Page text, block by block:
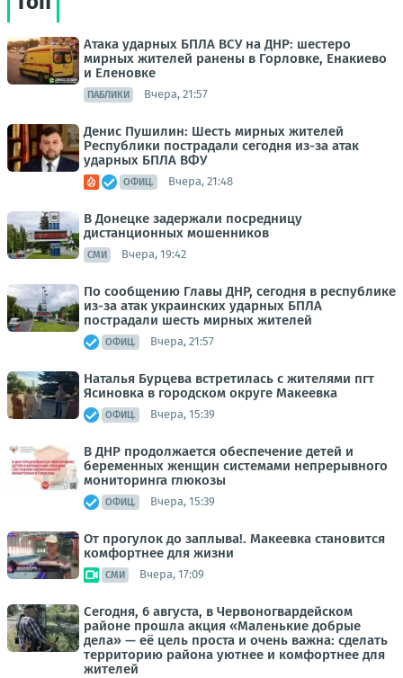
Атака ударных БПЛА ВСУ на ДНР: шестеро
мирных жителей ранены в Горловке, Енакиево
и Еленовке
ПАБЛИКИ Вчера, 21:57
Денис Пушилин: Шесть мирных жителей
Республики пострадали сегодня из-за атак
ударных БПЛА ВФУ
ОФИЦ. Вчера, 21:48
В Донецке задержали посредницу
дистанционных мошенников
СМИ Вчера, 19:42
По сообщению Главы ДНР, сегодня в республике
из-за атак украинских ударных БПЛА
пострадали шесть мирных жителей
ОФИЦ. Вчера, 21:57
Наталья Бурцева встретилась с жителями пгт
Ясиновка в городском округе Макеевка
ОФИЦ. Вчера, 15:39
В ДНР продолжается обеспечение детей и
беременных женщин системами непрерывного
мониторинга глюкозы
ОФИЦ. Вчера, 15:39
От прогулок до заплыва!. Макеевка становится
комфортнее для жизни
СМИ Вчера, 17:09
Сегодня, 6 августа, в Червоногвардейском
районе прошла акция «Маленькие добрые
дела» — её цель проста и очень важна: сделать
территорию района уютнее и комфортнее для
жителей